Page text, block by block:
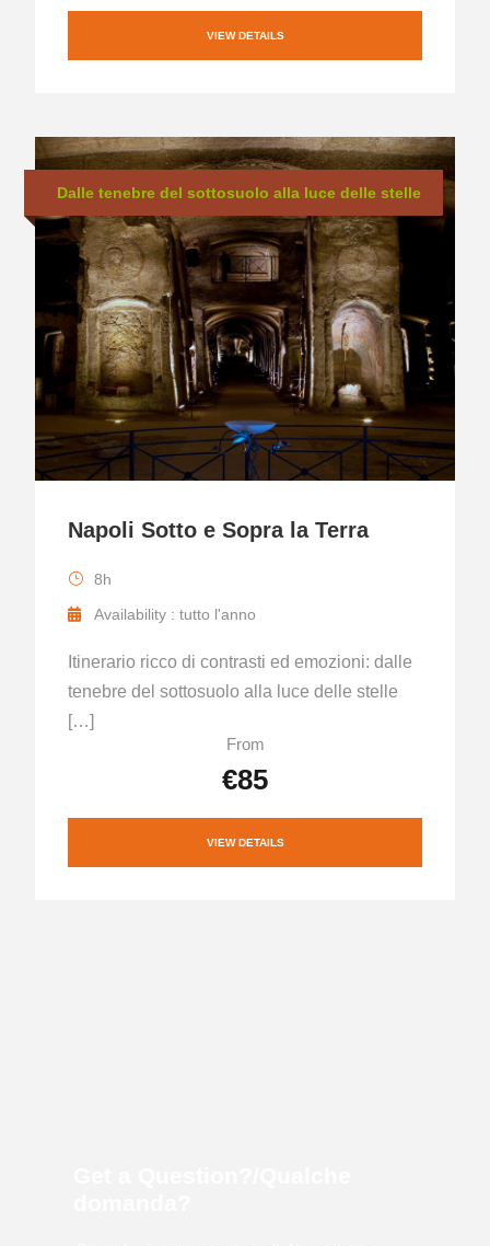
VIEW DETAILS
Dalle tenebre del sottosuolo alla luce delle stelle
Napoli Sotto e Sopra la Terra
8h
Availability : tutto l'anno
Itinerario ricco di contrasti ed emozioni: dalle
tenebre del sottosuolo alla luce delle stelle
[…]
From
€85
VIEW DETAILS